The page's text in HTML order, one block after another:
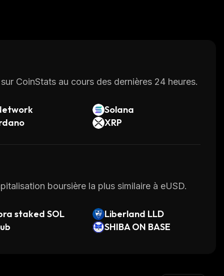
CoinStats au cours des dernières 24 heures.
Solana
XRP
boursière la plus similaire à eUSD.
staked SOL
Liberland LLD
SHIBA ON BASE